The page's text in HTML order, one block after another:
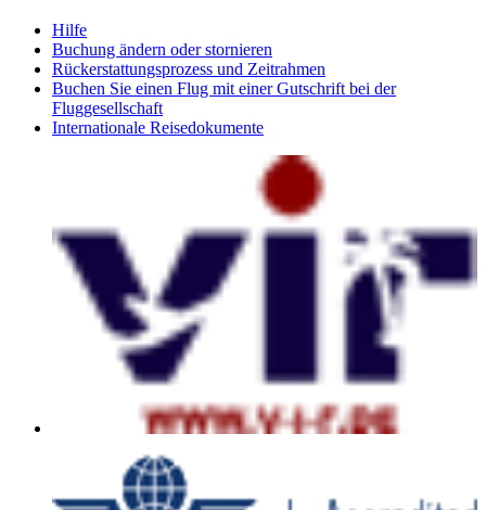
Hilfe
Buchung ändern oder stornieren
Rückerstattungsprozess und Zeitrahmen
Buchen Sie einen Flug mit einer Gutschrift bei der
Fluggesellschaft
Internationale Reisedokumente